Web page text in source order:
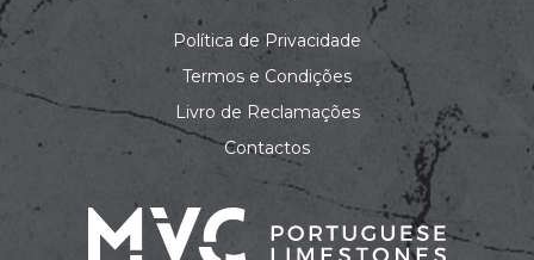
Política de Privacidade
Termos e Condições
Livro de Reclamações
Contactos